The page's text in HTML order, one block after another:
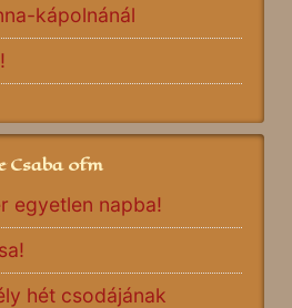
kápolnánál
Csaba ofm
egyetlen napba!
hét csodájának